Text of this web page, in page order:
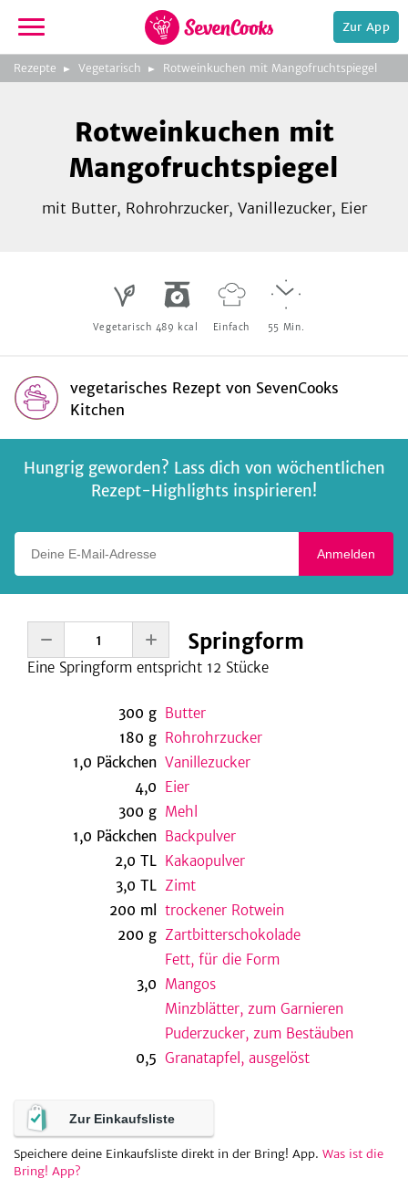
zur
Startseite
Zur App
Rezepte Vegetarisch Rotweinkuchen mit Mangofruchtspiegel
Foto:SevenCooks
Foto:SevenCooks
Bild
3
zeigen
Foto:SevenCooks
Rotweinkuchen mit
Mangofruchtspiegel
mit Butter, Rohrohrzucker, Vanillezucker, Eier
Vegetarisch 489 kcal Einfach 55 Min.
vegetarisches Rezept von SevenCooks
Kitchen
Hungrig geworden? Lass dich von wöchentlichen
Rezept-Highlights inspirieren!
Anmelden
Springform
Eine Springform entspricht 12 Stücke
300 g Butter
180 g Rohrohrzucker
1,0 Päckchen Vanillezucker
4,0 Eier
300 g Mehl
1,0 Päckchen Backpulver
2,0 TL Kakaopulver
3,0 TL Zimt
200 ml
trockener Rotwein
200 g Zartbitterschokolade
Fett, für die Form
3,0 Mangos
Minzblätter, zum Garnieren
Puderzucker, zum Bestäuben
0,5 Granatapfel, ausgelöst
Zur Einkaufsliste
Speichere deine Einkaufsliste direkt in der Bring! App. Was ist die
Bring! App?